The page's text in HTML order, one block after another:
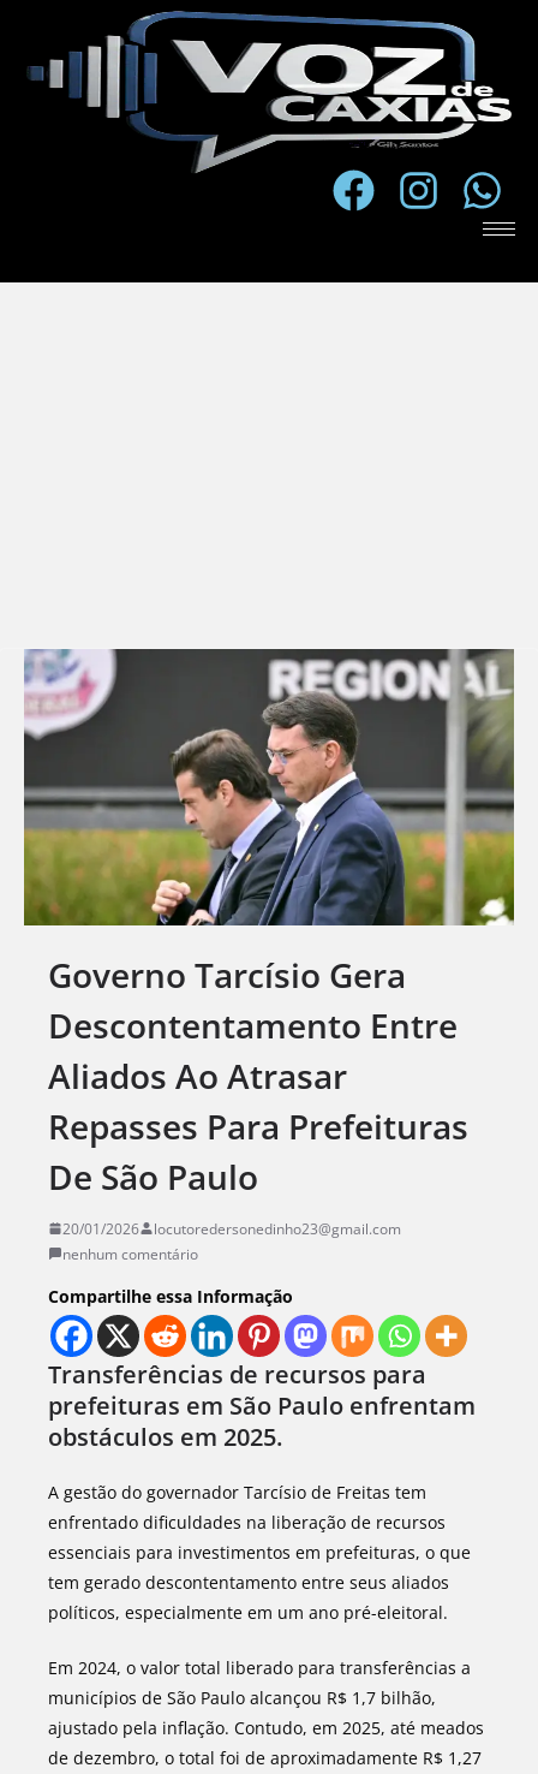
Governo Tarcísio Gera
Descontentamento Entre
Aliados Ao Atrasar
Repasses Para Prefeituras
De São Paulo
20/01/2026
locutoredersonedinho23@gmail.com
nenhum comentário
Compartilhe essa Informação
Transferências de recursos para
prefeituras em São Paulo enfrentam
obstáculos em 2025.
A gestão do governador Tarcísio de Freitas tem
enfrentado dificuldades na liberação de recursos
essenciais para investimentos em prefeituras, o que
tem gerado descontentamento entre seus aliados
políticos, especialmente em um ano pré-eleitoral.
Em 2024, o valor total liberado para transferências a
municípios de São Paulo alcançou R$ 1,7 bilhão,
ajustado pela inflação. Contudo, em 2025, até meados
de dezembro, o total foi de aproximadamente R$ 1,27